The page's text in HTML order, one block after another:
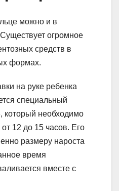
можно и в
огромное
средств в
формах.
на руке ребенка
специальный
который необходимо
12 до 15 часов. Его
размеру нароста
время
вместе с